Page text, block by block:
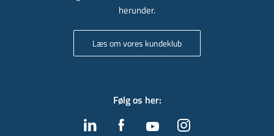
herunder.
Læs om vores kundeklub
Følg os her: